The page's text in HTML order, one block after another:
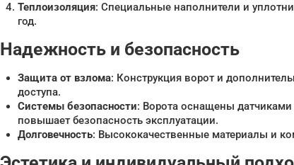
Теплоизоляция: Специальные наполнители и
год.
Надежность и безопасность
Защита от взлома: Конструкция ворот и
доступа.
Системы безопасности: Ворота оснащены
повышает безопасность эксплуатации.
Долговечность: Высококачественные материалы и